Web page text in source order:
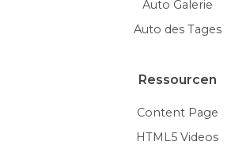
Auto Galerie
Auto des Tages
Ressourcen
Content Page
HTML5 Videos